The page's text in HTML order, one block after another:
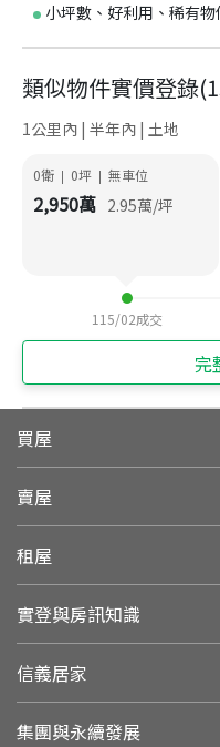
小坪數、好利用、稀有物
類似物件實價登錄(
1公里內 | 半年內 | 土地
0衛 | 0坪 | 無車位
2,950萬 2.95萬/坪
115/02成交
完
買屋
賣屋
租屋
實登與房訊知識
信義居家
集團與永續發展